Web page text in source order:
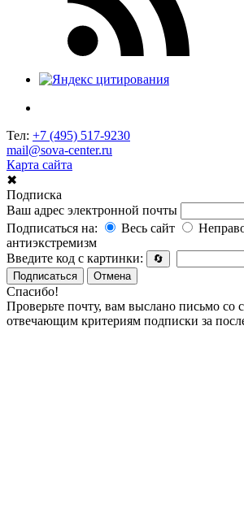
Тел: +7 (495) 517-9230
mail@sova-center.ru
Карта сайта
✖
Подписка
Ваш адрес электронной почты
Подписаться на:
Весь сайт
антиэкстремизм
Введите код с картинки:
🔄
Подписаться
Отмена
Спасибо!
Проверьте почту, вам выслано письмо со
отвечающим критериям подписки за